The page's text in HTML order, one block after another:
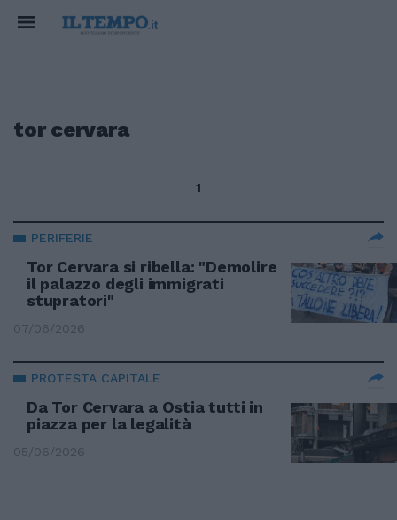
tor cervara
1
PERIFERIE
Tor Cervara si ribella: "Demolire
il palazzo degli immigrati
stupratori"
07/06/2026
PROTESTA CAPITALE
Da Tor Cervara a Ostia tutti in
piazza per la legalità
05/06/2026